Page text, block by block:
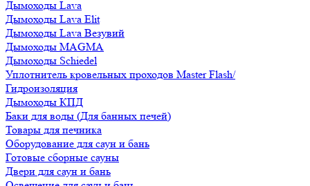
Дымоходы Lava
Дымоходы Lava Elit
Дымоходы Lava Везувий
Дымоходы MAGMA
Дымоходы Schiedel
Уплотнитель кровельных проходов Master Flash/
Гидроизоляция
Дымоходы КПД
Баки для воды (Для банных печей)
Товары для печника
Оборудование для саун и бань
Готовые сборные сауны
Двери для саун и бань